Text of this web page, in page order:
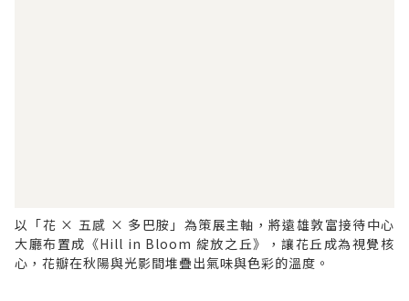
以「花 × 五感 × 多巴胺」為策展主軸，將遠雄敦富接待中心
大廳布置成《Hill in Bloom 綻放之丘》，讓花丘成為視覺核
心，花瓣在秋陽與光影間堆疊出氣味與色彩的溫度。